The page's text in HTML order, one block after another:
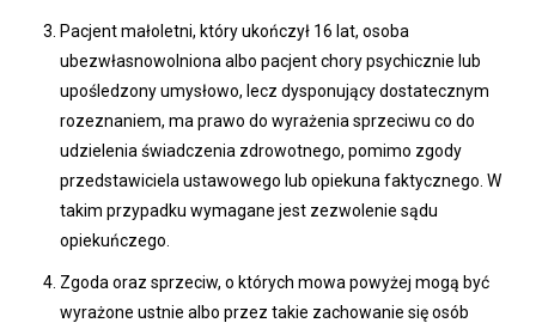
Pacjent małoletni, który ukończył 16 lat, osoba
ubezwłasnowolniona albo pacjent chory psychicznie lub
upośledzony umysłowo, lecz dysponujący dostatecznym
rozeznaniem, ma prawo do wyrażenia sprzeciwu co do
udzielenia świadczenia zdrowotnego, pomimo zgody
przedstawiciela ustawowego lub opiekuna faktycznego. W
takim przypadku wymagane jest zezwolenie sądu
opiekuńczego.
Zgoda oraz sprzeciw, o których mowa powyżej mogą być
wyrażone ustnie albo przez takie zachowanie się osób